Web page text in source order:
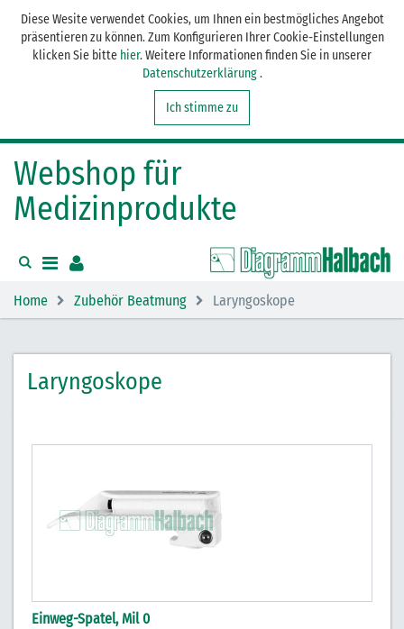
Diese Wesite verwendet Cookies, um Ihnen ein bestmögliches Angebot
präsentieren zu können. Zum Konfigurieren Ihrer Cookie-Einstellungen
klicken Sie bitte hier. Weitere Informationen finden Sie in unserer
Datenschutzerklärung.
Ich stimme zu
Webshop für
Medizinprodukte
Home Zubehör Beatmung Laryngoskope
Laryngoskope
Einweg-Spatel, Mil 0